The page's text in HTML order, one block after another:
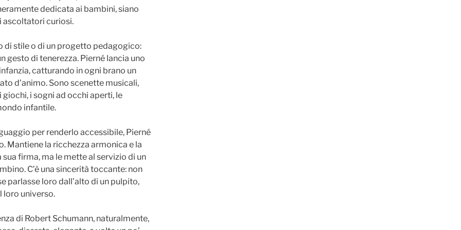
dedicata ai bambini, siano
ascoltatori curiosi.
di stile o di un progetto pedagogico:
gesto di tenerezza. Pierné lancia uno
catturando in ogni brano un
d’animo. Sono scenette musicali,
i sogni ad occhi aperti, le
infantile.
per renderlo accessibile, Pierné
Mantiene la ricchezza armonica e la
firma, ma le mette al servizio di un
C’è una sincerità toccante: non
parlasse loro dall’alto di un pulpito,
loro universo.
di Robert Schumann, naturalmente,